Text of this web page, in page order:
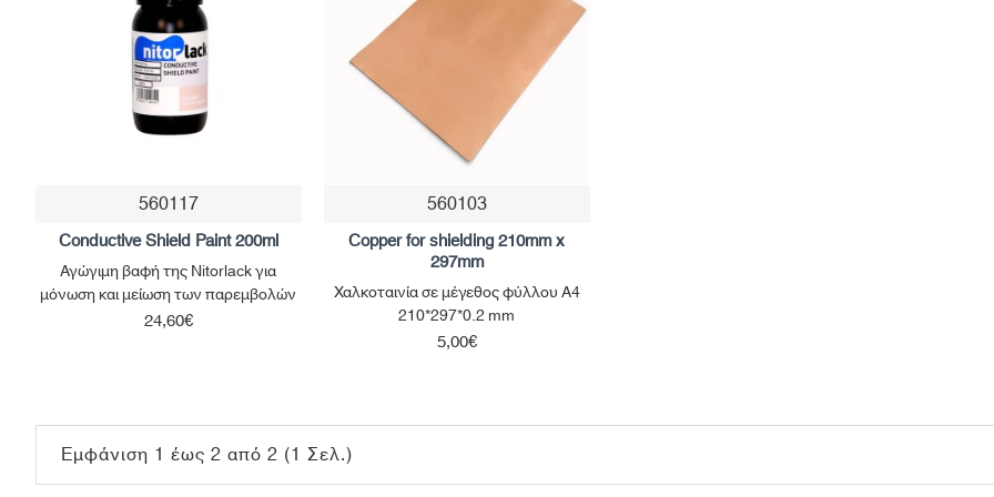
560117
Conductive Shield Paint 200ml
Αγώγιμη βαφή της Nitorlack για
μόνωση και μείωση των παρεμβολών
24,60€
560103
Copper for shielding 210mm x
297mm
Χαλκοταινία σε μέγεθος φύλλου A4
210*297*0.2 mm
5,00€
Εμφάνιση 1 έως 2 από 2 (1 Σελ.)